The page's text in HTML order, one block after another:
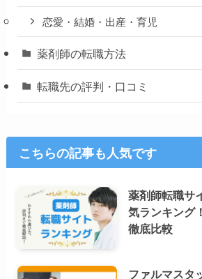
恋愛・結婚・出産・育児
薬剤師の転職方法
転職先の評判・口コミ
こちらの記事も人気です
薬剤師転職サ
気ランキング
徹底比較
ファルマスタ